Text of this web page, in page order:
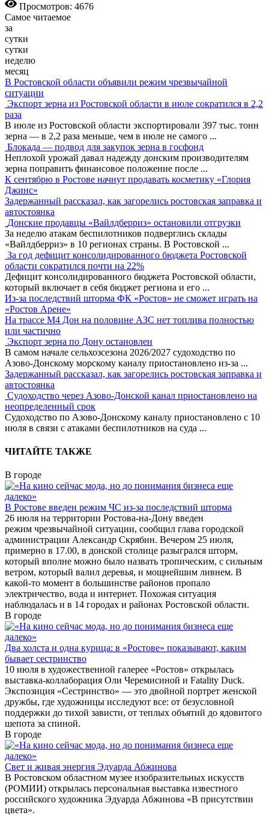
Просмотров: 4676
Самое читаемое
за
сутки
сутки
неделю
месяц
В Ростовской области объявили режим чрезвычайной
ситуации
Экспорт зерна из Ростовской области в июле сократился в 2,2
раза
В июле из Ростовской области экспортировали 397 тыс. тонн
зерна — в 2,2 раза меньше, чем в июле не самого ...
Блокада — подвод для закупок зерна в госфонд
Неплохой урожай давал надежду донским производителям
зерна поправить финансовое положение после ...
К сентябрю в Ростове начнут продавать косметику «Глория
Джинс»
Задержанный рассказал, как загорелись ростовская заправка и
автостоянка
Донские продавцы «Вайлдберриз» остановили отгрузки
За неделю атакам беспилотников подверглись склады
«Вайлдберриз» в 10 регионах страны. В Ростовской ...
За год дефицит консолидированного бюджета Ростовской
области сократился почти на 22%
Дефицит консолидированного бюджета Ростовской области,
который включает в себя бюджет региона и его ...
Из-за последствий шторма ФК «Ростов» не сможет играть на
«Ростов Арене»
На трассе М4 Дон на половине АЗС нет топлива полностью
или частично
Экспорт зерна по Дону остановлен
В самом начале сельхозсезона 2026/2027 судоходство по
Азово-Донскому морскому каналу приостановлено из-за ...
Задержанный рассказал, как загорелись ростовская заправка и
автостоянка
Судоходство через Азово-Донской канал приостановлено на
неопределенный срок
Судоходство по Азово-Донскому каналу приостановлено с 10
июля в связи с атаками беспилотников на суда ...
ЧИТАЙТЕ ТАКЖЕ
В городе
В Ростове введен режим ЧС из-за последствий шторма
26 июля на территории Ростова-на-Дону введен
режим чрезвычайной ситуации, сообщил глава городской
администрации Александр Скрябин. Вечером 25 июля,
примерно в 17.00, в донской столице разыгрался шторм,
который вполне можно было назвать тропическим, с сильным
ветром, который валил деревья, и мощнейшим ливнем. В
какой-то момент в большинстве районов пропало
электричество, вода и интернет. Похожая ситуация
наблюдалась и в 14 городах и районах Ростовской области.
В городе
Два холста и одна курица: в «Ростове» показывают, каким
бывает сестринство
10 июля в художественной галерее «Ростов» открылась
выставка-коллаборация Оли Черемисиной и Fatality Duck.
Экспозиция «Сестринство» — это двойной портрет женской
дружбы, где художницы исследуют все: от безусловной
поддержки до тихой зависти, от теплых объятий до ядовитого
шепота за спиной.
В городе
Свет и живая энергия Эдуарда Абжинова
В Ростовском областном музее изобразительных искусств
(РОМИИ) открылась персональная выставка известного
российского художника Эдуарда Абжинова «В присутствии
цвета».